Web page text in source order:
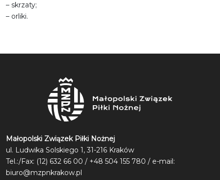
– skrzaty;
– orliki.
Małopolski Związek Piłki Nożnej
ul. Ludwika Solskiego 1, 31-216 Kraków
Tel.:/Fax: (12) 632 66 00 / +48 504 155 780 / e-mail:
biuro@mzpnkrakow.pl